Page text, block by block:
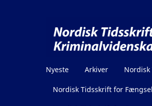
Nyeste Arkiver
Nordisk Tidsskrift for